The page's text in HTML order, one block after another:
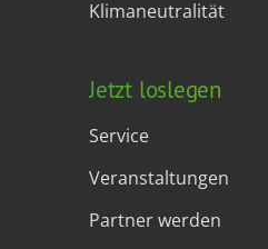
Klimaneutralität
Jetzt loslegen
Service
Veranstaltungen
Partner werden